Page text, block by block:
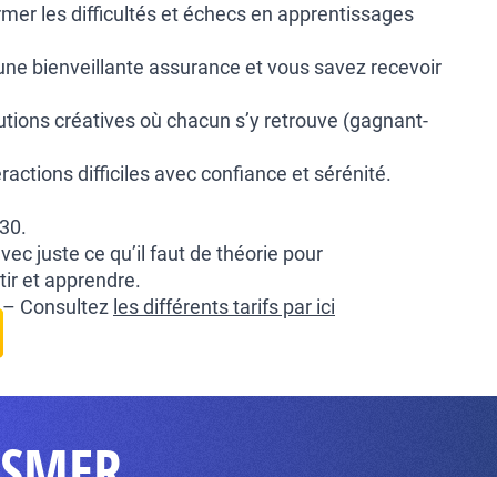
les difficultés et échecs en apprentissages
bienveillante assurance et vous savez recevoir
créatives où chacun s’y retrouve (gagnant-
difficiles avec confiance et sérénité.
juste ce qu’il faut de théorie pour
et apprendre.
Consultez les différents tarifs par ici